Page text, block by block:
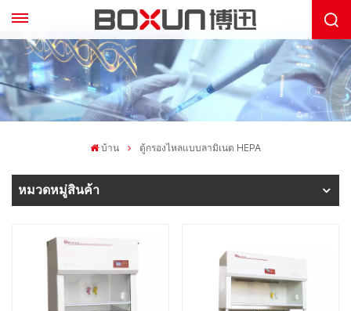
บ้าน ตู้กรองไหลแบบลามิเนต HEPA
หมวดหมู่สินค้า